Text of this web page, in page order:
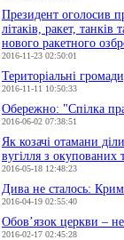
Президент оголосив
літаків, ракет,
нового ракетного
2016-11-23 02:50:01
Територіальні
2016-11-11 10:50:33
Обережно: "Спілка
2016-06-02 07:38:51
Як козачі отамани
вугілля з окупованих
2016-05-18 12:48:23
Дива не сталось:
2016-04-19 02:55:40
Обов’язок церкви –
2016-02-17 02:45:28